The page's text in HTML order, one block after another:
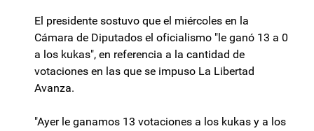
El presidente sostuvo que el miércoles en la
Cámara de Diputados el oficialismo "le ganó 13 a 0
a los kukas", en referencia a la cantidad de
votaciones en las que se impuso La Libertad
Avanza.
"Ayer le ganamos 13 votaciones a los kukas y a los